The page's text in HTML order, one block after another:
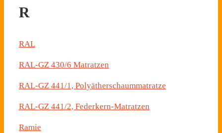
R
RAL
RAL-GZ 430/6 Matratzen
RAL-GZ 441/1, Polyätherschaummatratze
RAL-GZ 441/2, Federkern-Matratzen
Ramie